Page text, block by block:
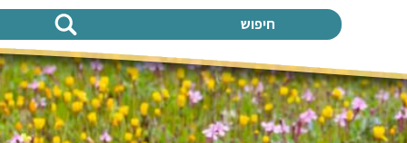
חיפוש